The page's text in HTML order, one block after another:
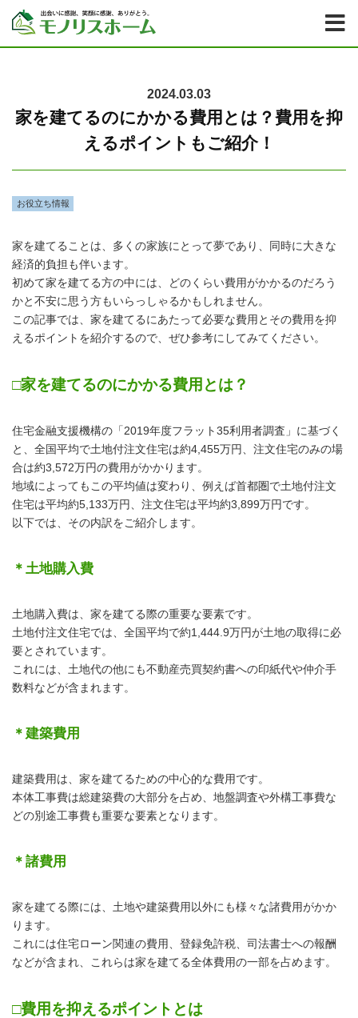
2024.03.03
家を建てるのにかかる費用とは？費用を抑
えるポイントもご紹介！
お役立ち情報
家を建てることは、多くの家族にとって夢であり、同時に大きな
経済的負担も伴います。
初めて家を建てる方の中には、どのくらい費用がかかるのだろう
かと不安に思う方もいらっしゃるかもしれません。
この記事では、家を建てるにあたって必要な費用とその費用を抑
えるポイントを紹介するので、ぜひ参考にしてみてください。
□家を建てるのにかかる費用とは？
住宅金融支援機構の「2019年度フラット35利用者調査」に基づく
と、全国平均で土地付注文住宅は約4,455万円、注文住宅のみの場
合は約3,572万円の費用がかかります。
地域によってもこの平均値は変わり、例えば首都圏で土地付注文
住宅は平均約5,133万円、注文住宅は平均約3,899万円です。
以下では、その内訳をご紹介します。
＊土地購入費
土地購入費は、家を建てる際の重要な要素です。
土地付注文住宅では、全国平均で約1,444.9万円が土地の取得に必
要とされています。
これには、土地代の他にも不動産売買契約書への印紙代や仲介手
数料などが含まれます。
＊建築費用
建築費用は、家を建てるための中心的な費用です。
本体工事費は総建築費の大部分を占め、地盤調査や外構工事費な
どの別途工事費も重要な要素となります。
＊諸費用
家を建てる際には、土地や建築費用以外にも様々な諸費用がかか
ります。
これには住宅ローン関連の費用、登録免許税、司法書士への報酬
などが含まれ、これらは家を建てる全体費用の一部を占めます。
□費用を抑えるポイントとは